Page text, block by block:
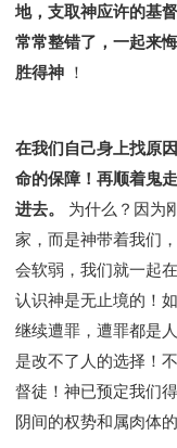
地，支取神应许的基
常常整错了，一起来
胜得神 ！
在我们自己身上找原
命的保障！再顺着鬼
进去。
为什么？因为
家，而是神带着我们
会软弱，我们就一起
认识神是无止境的！
继续遭罪，遭罪都是
是改不了人的选择！
督徒！神已预定我们
阴间的权势和属肉体